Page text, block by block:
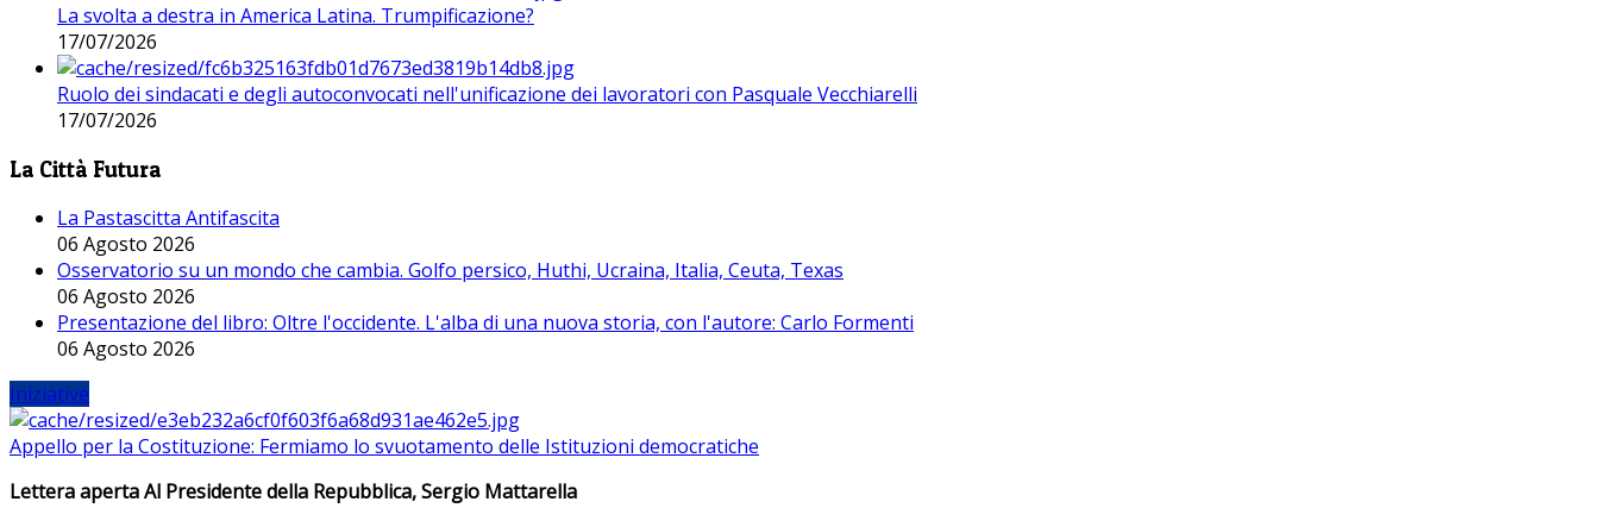
La svolta a destra in America Latina. Trumpificazione?
17/07/2026
Ruolo dei sindacati e degli autoconvocati nell'unificazione dei lavoratori con Pasquale Vecchiarelli
17/07/2026
La Città Futura
La Pastascitta Antifascita
06 Agosto 2026
Osservatorio su un mondo che cambia. Golfo persico, Huthi, Ucraina, Italia, Ceuta, Texas
06 Agosto 2026
Presentazione del libro: Oltre l'occidente. L'alba di una nuova storia, con l'autore: Carlo Formenti
06 Agosto 2026
Iniziative
Appello per la Costituzione: Fermiamo lo svuotamento delle Istituzioni democratiche
Lettera aperta Al Presidente della Repubblica, Sergio Mattarella